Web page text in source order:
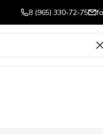
8 (965) 330-72-75